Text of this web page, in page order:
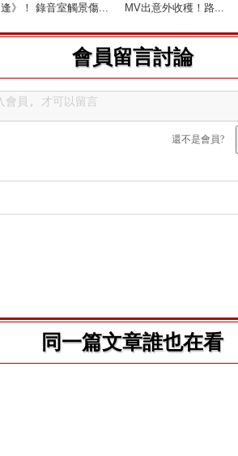
逢》！ 錄音室觸景傷...
MV出意外收穫！路...
會員留言討論
還不是會員?
同一篇文章誰也在看